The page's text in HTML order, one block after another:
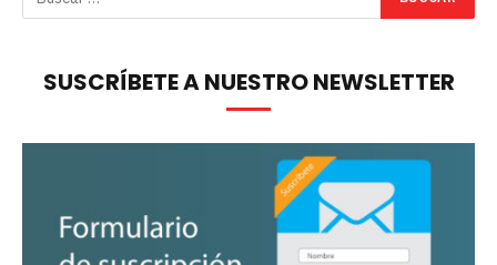
SUSCRÍBETE A NUESTRO NEWSLETTER